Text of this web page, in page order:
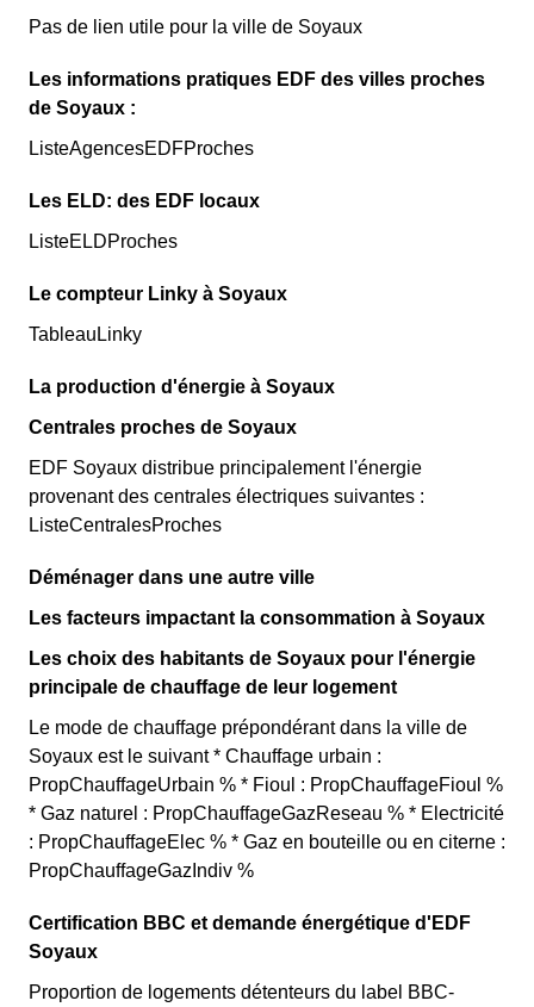
Pas de lien utile pour la ville de Soyaux
Les informations pratiques EDF des villes proches
de Soyaux :
ListeAgencesEDFProches
Les ELD: des EDF locaux
ListeELDProches
Le compteur Linky à Soyaux
TableauLinky
La production d'énergie à Soyaux
Centrales proches de Soyaux
EDF Soyaux distribue principalement l'énergie
provenant des centrales électriques suivantes :
ListeCentralesProches
Déménager dans une autre ville
Les facteurs impactant la consommation à Soyaux
Les choix des habitants de Soyaux pour l'énergie
principale de chauffage de leur logement
Le mode de chauffage prépondérant dans la ville de
Soyaux est le suivant * Chauffage urbain :
PropChauffageUrbain % * Fioul : PropChauffageFioul %
* Gaz naturel : PropChauffageGazReseau % * Electricité
: PropChauffageElec % * Gaz en bouteille ou en citerne :
PropChauffageGazIndiv %
Certification BBC et demande énergétique d'EDF
Soyaux
Proportion de logements détenteurs du label BBC-